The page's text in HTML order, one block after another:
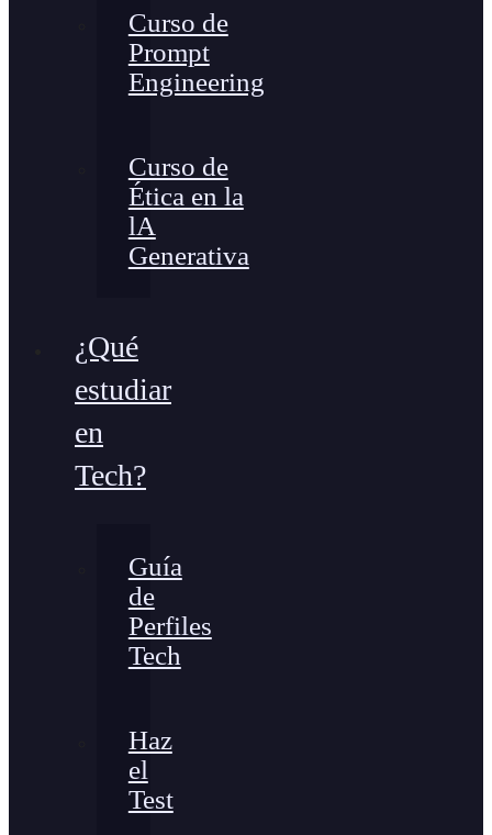
Curso de
Prompt
Engineering
Curso de
Ética en la
lA
Generativa
¿Qué
estudiar
en
Tech?
Guía
de
Perfiles
Tech
Haz
el
Test